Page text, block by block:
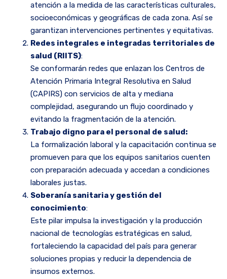
atención a la medida de las características culturales,
socioeconómicas y geográficas de cada zona. Así se
garantizan intervenciones pertinentes y equitativas.
Redes integrales e integradas territoriales de
salud (RIITS):
Se conformarán redes que enlazan los Centros de
Atención Primaria Integral Resolutiva en Salud
(CAPIRS) con servicios de alta y mediana
complejidad, asegurando un flujo coordinado y
evitando la fragmentación de la atención.
Trabajo digno para el personal de salud:
La formalización laboral y la capacitación continua se
promueven para que los equipos sanitarios cuenten
con preparación adecuada y accedan a condiciones
laborales justas.
Soberanía sanitaria y gestión del
conocimiento:
Este pilar impulsa la investigación y la producción
nacional de tecnologías estratégicas en salud,
fortaleciendo la capacidad del país para generar
soluciones propias y reducir la dependencia de
insumos externos.